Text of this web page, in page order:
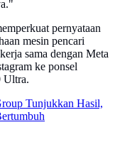
pernyataan
mesin pencari
sama dengan Meta
ke ponsel
Ultra.
Tunjukkan Hasil,